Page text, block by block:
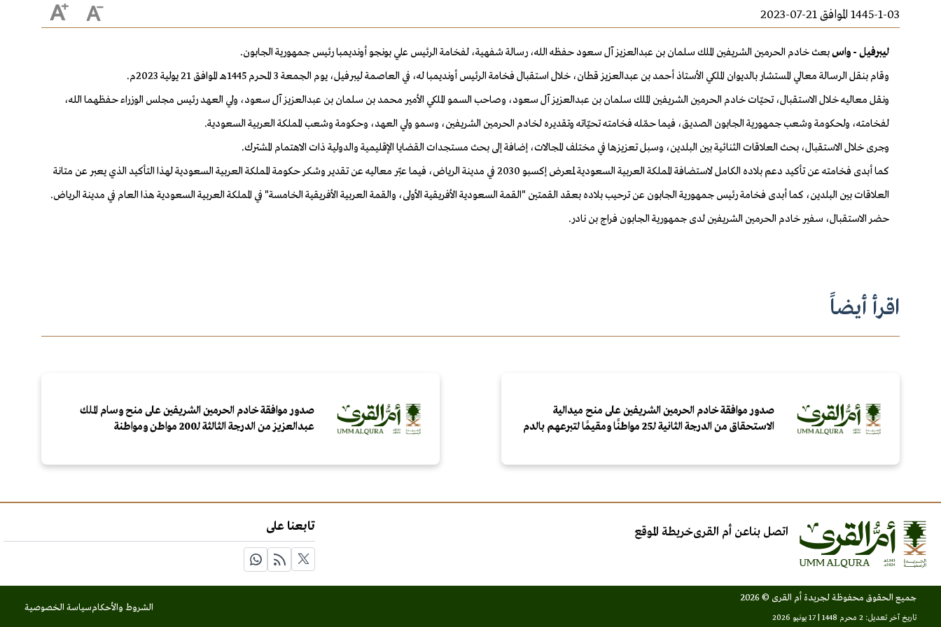
1445-1-03 الموافق 21-07-2023
ليبرفيل - واسبعث خادم الحرمين الشريفين الملك سلمان بن عبدالعزيز آل سعود حفظه الله، رسالة شفهية، لفخامة الرئيس علي بونجو أونديمبا رئيس جمهورية الجابون.
وقام بنقل الرسالة معالي المستشار بالديوان الملكي الأستاذ أحمد بن عبدالعزيز قطان، خلال استقبال فخامة الرئيس أونديمبا له، في العاصمة ليبرفيل، يوم الجمعة 3 المحرم 1445هـ الموافق 21 يولية 2023م.
ونقل معاليه خلال الاستقبال، تحيّات خادم الحرمين الشريفين الملك سلمان بن عبدالعزيز آل سعود، وصاحب السمو الملكي الأمير محمد بن سلمان بن عبدالعزيز آل سعود، ولي العهد رئيس مجلس الوزراء حفظهما الله،
لفخامته، ولحكومة وشعب جمهورية الجابون الصديق، فيما حمّله فخامته تحيّاته وتقديره لخادم الحرمين الشريفين، وسمو ولي العهد، وحكومة وشعب المملكة العربية السعودية.
وجرى خلال الاستقبال، بحث العلاقات الثنائية بين البلدين، وسبل تعزيزها في مختلف المجالات، إضافة إلى بحث مستجدات القضايا الإقليمية والدولية ذات الاهتمام المشترك.
كما أبدى فخامته عن تأكيد دعم بلاده الكامل لاستضافة المملكة العربية السعودية لمعرض إكسبو 2030 في مدينة الرياض، فيما عبّر معاليه عن تقدير وشكر حكومة المملكة العربية السعودية لهذا التأكيد الذي يعبر عن متانة
العلاقات بين البلدين، كما أبدى فخامة رئيس جمهورية الجابون عن ترحيب بلاده بعقد القمتين "القمة السعودية الأفريقية الأولى، والقمة العربية الأفريقية الخامسة" في المملكة العربية السعودية هذا العام في مدينة الرياض.
حضر الاستقبال، سفير خادم الحرمين الشريفين لدى جمهورية الجابون فراج بن نادر.
اقرأ أيضاً
صدور موافقة خادم الحرمين الشريفين على منح ميدالية
الاستحقاق من الدرجة الثانية لـ25 مواطنًا ومقيمًا لتبرعهم بالدم
صدور موافقة خادم الحرمين الشريفين على منح وسام الملك
عبدالعزيز من الدرجة الثالثة لـ200 مواطن ومواطنة
اتصل بناعن أم القرىخريطة الموقع تابعنا على
جميع الحقوق محفوظة لجريدة أم القرى © 2026
تاريخ آخر تعديل: 2 محرم 1448 | 17 يونيو 2026
الشروط والأحكامسياسة الخصوصية